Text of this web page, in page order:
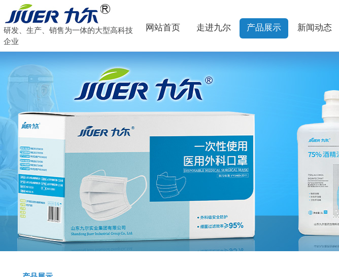
研发、生产、销售为一体的大型高科技
企业
网站首页 走进九尔 产品展示 新闻动态